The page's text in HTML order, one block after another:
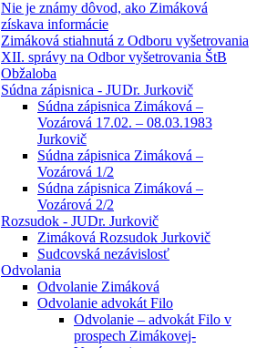
Nie je známy dôvod, ako Zimáková
získava informácie
Zimáková stiahnutá z Odboru vyšetrovania
XII. správy na Odbor vyšetrovania ŠtB
Obžaloba
Súdna zápisnica - JUDr. Jurkovič
Súdna zápisnica Zimáková –
Vozárová 17.02. – 08.03.1983
Jurkovič
Súdna zápisnica Zimáková –
Vozárová 1/2
Súdna zápisnica Zimáková –
Vozárová 2/2
Rozsudok - JUDr. Jurkovič
Zimáková Rozsudok Jurkovič
Sudcovská nezávislosť
Odvolania
Odvolanie Zimáková
Odvolanie advokát Filo
Odvolanie – advokát Filo v
prospech Zimákovej-